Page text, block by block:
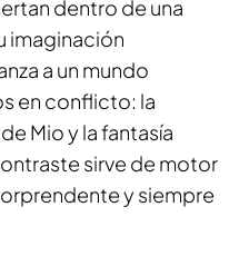
dentro de una
imaginación
a un mundo
en conflicto: la
Mio y la fantasía
sirve de motor
y siempre